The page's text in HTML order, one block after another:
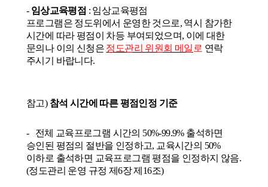
- 임상교육평점 : 임상교육평점
프로그램은 정도위에서 운영한 것으로, 역시 참가한
시간에 따라 평점이 차등 부여되었으며, 이에 대한
문의나 이의 신청은 정도관리 위원회 메일 로 연락
주시기 바랍니다.
참고) 참석 시간에 따른 평점인정 기준
- 전체 교육프로그램 시간의 50%-99.9% 출석하면
승인된 평점의 절반을 인정하고, 교육시간의 50%
이하로 출석하면 교육프로그램 평점을 인정하지 않음.
(정도관리 운영 규정 제6장 제 16조)